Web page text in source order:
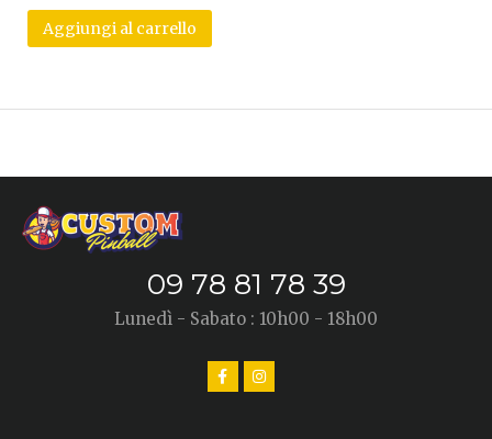
Aggiungi al carrello
09 78 81 78 39
Lunedì - Sabato : 10h00 - 18h00